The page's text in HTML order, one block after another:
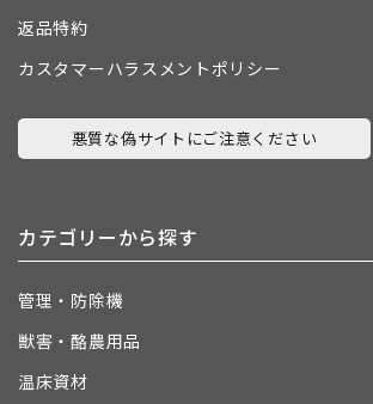
返品特約
カスタマーハラスメントポリシー
悪質な偽サイトにご注意ください
カテゴリーから探す
管理・防除機
獣害・酪農用品
温床資材